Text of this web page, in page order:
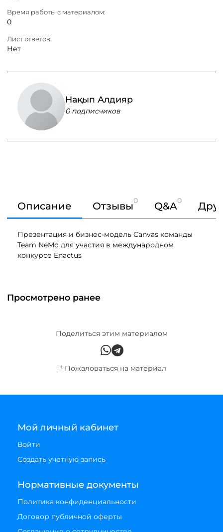
Время работы с материалом:
0
Лист ответов:
Нет
Нақып Алдияр
0 подписчиков
Описание Отзывы0 Q&A0
Презентация и бизнес-модель Canvas команды
Team NeMo для участия в международном
конкурсе Enactus
Просмотрено ранее
Поделиться этим материалом
Пожаловаться на материал
Мой личный кабинет
Войти
Создать учетную запись
Нормативные документы
Политика конфиденциальности
Договор публичной оферты